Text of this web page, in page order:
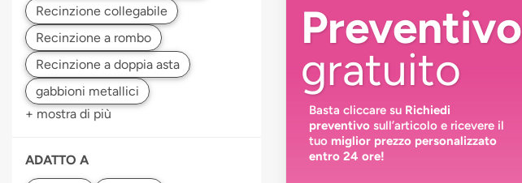
Recinzione collegabile
Recinzione a doppia asta
+ mostra di più
ADATTO A
Preventivo
gratuito
Basta cliccare su Richiedi
preventivo sull’articolo e ricevere il
tuomiglior prezzo personalizzato
entro 24 ore!